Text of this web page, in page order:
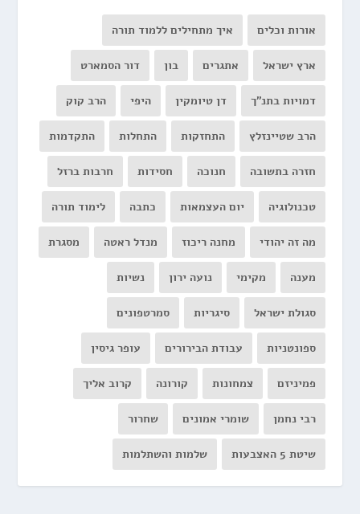
אורות וכלים איך מתחילים ללמוד תורה
ארץ ישראל אתגרים בון דור הסמארט
דמויות בתנ"ך דן טיומקין היפי הרב קוק
הרב שטיינזלץ התחזקות התחלות התקדמות
חזרה בתשובה חנוכה חסידות חרבות ברזל
טכנולוגיה יום העצמאות כתבה לימוד תורה
מה זה יהודי מחנה ריכוז מנדל ראטה מסגרת
מענה מקימי נועה ירון נשיות
סגולת ישראל סיגריות סמרטפונים
ספונטניות עבודת הבירורים עופר גיסין
פמיניזם צמחונות קורונה קרוב אליך
רבי נחמן שומרי אמונים שחרור
שיטת 5 האצבעות שלמות והשתלמות